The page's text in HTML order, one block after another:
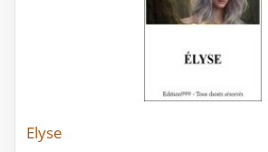
Elyse